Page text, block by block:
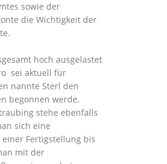
sowie der
die Wichtigkeit der
hoch ausgelastet
sei aktuell für
nannte Sterl den
begonnen werde.
stehe ebenfalls
sich eine
Fertigstellung bis
mit der